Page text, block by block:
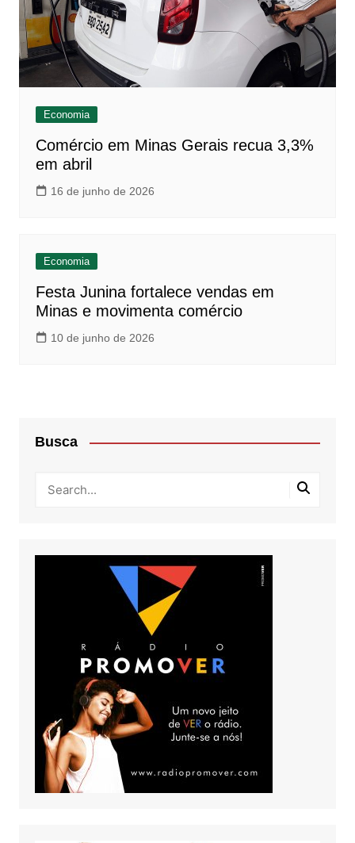
Economia
Comércio em Minas Gerais recua 3,3%
em abril
16 de junho de 2026
Economia
Festa Junina fortalece vendas em
Minas e movimenta comércio
10 de junho de 2026
Busca